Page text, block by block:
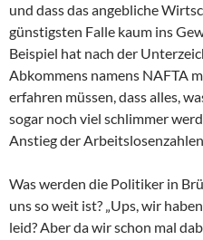
und dass das angebliche
günstigsten Falle kaum ins
Beispiel hat nach der
Abkommens namens NAFTA
erfahren müssen, dass alles,
sogar noch viel schlimmer
Anstieg der
Was werden die Politiker in
uns so weit ist? „Ups, wir
leid? Aber da wir schon mal